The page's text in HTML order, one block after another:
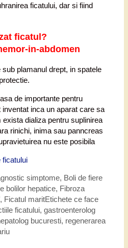
ficatului, dar si fiind
ficatul?
plamanul drept, in spatele
de importante pentru
inca un aparat care sa
dializa pentru suplinirea
rinichi, inima sau panncreas
nu este posibila
ficatului
simptome, Boli de fiere
bolilor hepatice, Fibroza
, Ficatul maritEtichete ce face
ficatului, gastroenterolog
bucuresti, regenerarea